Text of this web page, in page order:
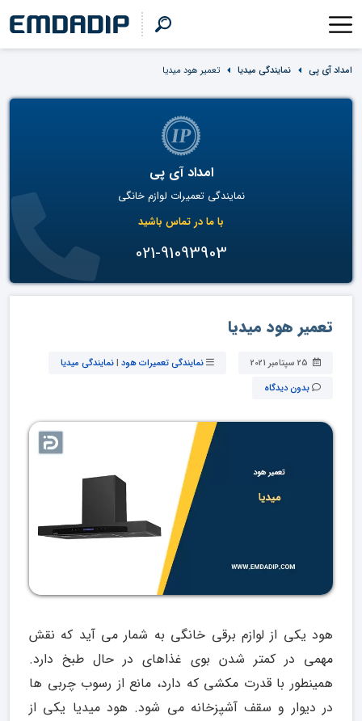
امداد آی پی نمایندگی میدیا تعمیر هود میدیا
امداد آی پی
نمایندگی تعمیرات لوازم خانگی
با ما در تماس باشید
021-91093903
تعمیر هود میدیا
نمایندگی تعمیرات هود |نمایندگی میدیا
بدون دیدگاه
هود یکی از لوازم برقی خانگی به شمار می آید که نقش
مهمی در کمتر شدن بوی غذاهای در حال طبخ دارد.
همینطور با قدرت مکشی که دارد، مانع از رسوب چربی ها
در دیوار و سقف آشپزخانه می شود. هود میدیا یکی از